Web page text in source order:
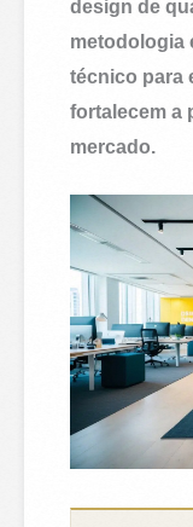
design de
metodologia
técnico para
fortalecem a
mercado.